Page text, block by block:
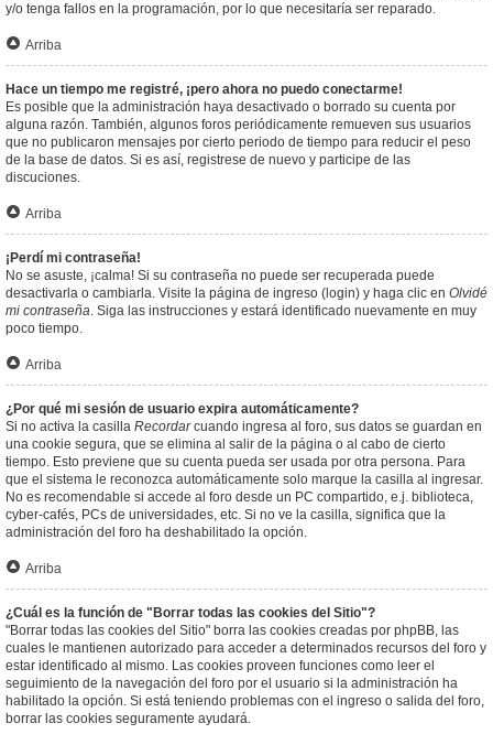
y/o tenga fallos en la programación, por lo que necesitaría ser reparado.
Arriba
Hace un tiempo me registré, ¡pero ahora no puedo conectarme!
Es posible que la administración haya desactivado o borrado su cuenta por
alguna razón. También, algunos foros periódicamente remueven sus usuarios
que no publicaron mensajes por cierto periodo de tiempo para reducir el peso
de la base de datos. Si es así, registrese de nuevo y participe de las
discuciones.
Arriba
¡Perdí mi contraseña!
No se asuste, ¡calma! Si su contraseña no puede ser recuperada puede
desactivarla o cambiarla. Visite la página de ingreso (login) y haga clic en Olvidé
mi contraseña. Siga las instrucciones y estará identificado nuevamente en muy
poco tiempo.
Arriba
¿Por qué mi sesión de usuario expira automáticamente?
Si no activa la casilla Recordarcuando ingresa al foro, sus datos se guardan en
una cookie segura, que se elimina al salir de la página o al cabo de cierto
tiempo. Esto previene que su cuenta pueda ser usada por otra persona. Para
que el sistema le reconozca automáticamente solo marque la casilla al ingresar.
No es recomendable si accede al foro desde un PC compartido, e.j. biblioteca,
cyber-cafés, PCs de universidades, etc. Si no ve la casilla, significa que la
administración del foro ha deshabilitado la opción.
Arriba
¿Cuál es la función de "Borrar todas las cookies del Sitio"?
"Borrar todas las cookies del Sitio" borra las cookies creadas por phpBB, las
cuales le mantienen autorizado para acceder a determinados recursos del foro y
estar identificado al mismo. Las cookies proveen funciones como leer el
seguimiento de la navegación del foro por el usuario si la administración ha
habilitado la opción. Si está teniendo problemas con el ingreso o salida del foro,
borrar las cookies seguramente ayudará.